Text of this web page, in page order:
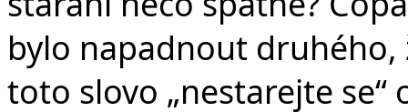
bylo napadnout druhého,
toto slovo „nestarejte